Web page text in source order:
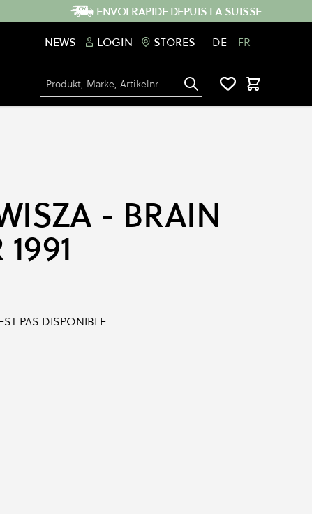
ENVOI RAPIDE DEPUIS LA SUISSE
NEWS
LOGIN STORES DE FR
Chercher Panier
- BRAIN
PAS DISPONIBLE